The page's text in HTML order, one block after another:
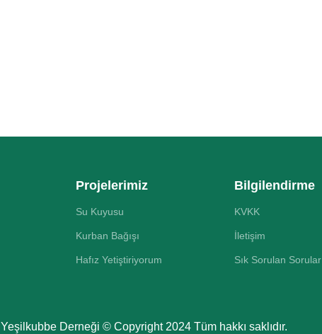
Projelerimiz
Su Kuyusu
Kurban Bağışı
Hafız Yetiştiriyorum
Bilgilendirme
KVKK
İletişim
Sık Sorulan Sorular
Yeşilkubbe Derneği © Copyright 2024 Tüm hakkı saklıdır.